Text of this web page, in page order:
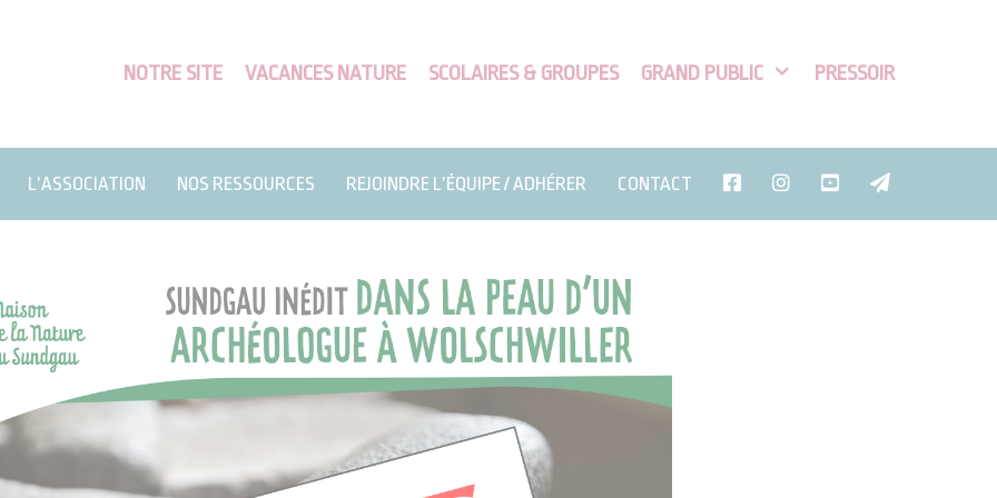
NOTRE SITE VACANCES NATURE SCOLAIRES & GROUPES GRAND PUBLIC PRESSOIR
L’ASSOCIATION NOS RESSOURCES REJOINDRE L’ÉQUIPE / ADHÉRER CONTACT